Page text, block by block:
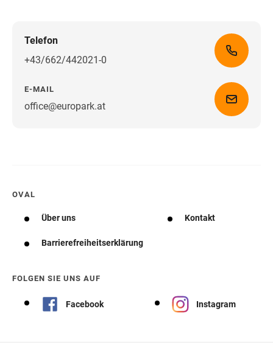
Telefon
+43/662/442021-0
E-MAIL
office@europark.atWegbeschreibung erhalten
OVAL
Über uns Kontakt
Barrierefreiheitserklärung
FOLGEN SIE UNS AUF
Facebook Instagram